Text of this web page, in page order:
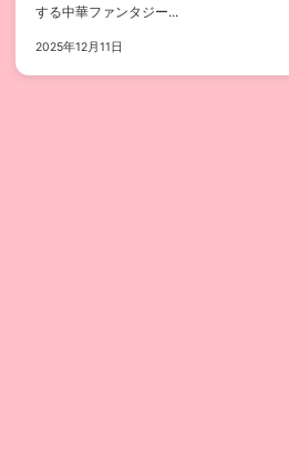
する中華ファンタジー...
2025年12月11日